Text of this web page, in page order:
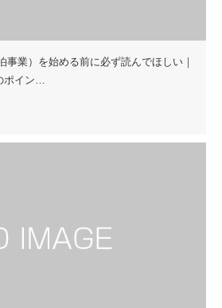
事業）を始める前に必ず読んでほしい｜
ポイン…